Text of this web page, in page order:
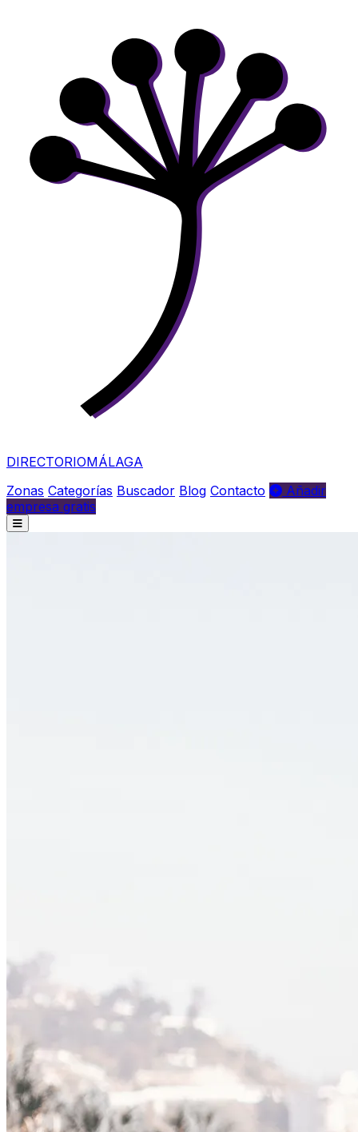
DIRECTORIOMÁLAGA
Zonas Categorías Buscador Blog Contacto
Añadir
empresa gratis